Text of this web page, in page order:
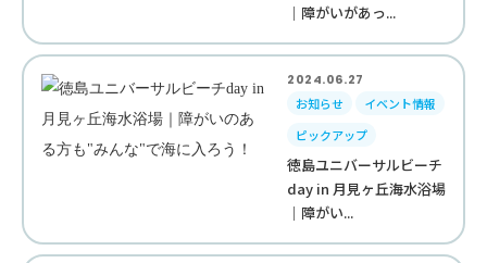
｜障がいがあっ...
2024.06.27
お知らせ
イベント情報
ピックアップ
徳島ユニバーサルビーチ
day in 月見ヶ丘海水浴場
｜障がい...